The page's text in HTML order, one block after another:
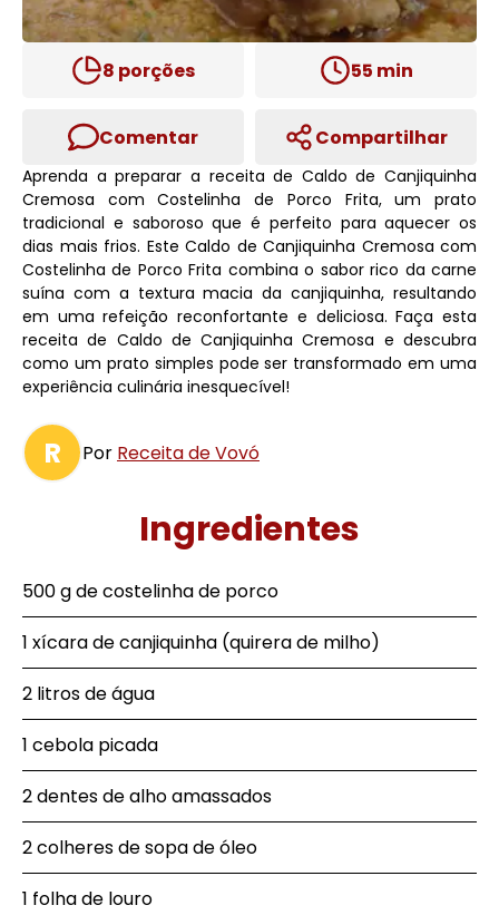
8 porções 55 min
Comentar Compartilhar
Aprenda a preparar a receita de Caldo de Canjiquinha
Cremosa com Costelinha de Porco Frita, um prato
tradicional e saboroso que é perfeito para aquecer os
dias mais frios. Este Caldo de Canjiquinha Cremosa com
Costelinha de Porco Frita combina o sabor rico da carne
suína com a textura macia da canjiquinha, resultando
em uma refeição reconfortante e deliciosa. Faça esta
receita de Caldo de Canjiquinha Cremosa e descubra
como um prato simples pode ser transformado em uma
experiência culinária inesquecível!
R Por Receita de Vovó
Ingredientes
500 g de costelinha de porco
1 xícara de canjiquinha (quirera de milho)
2 litros de água
1 cebola picada
2 dentes de alho amassados
2 colheres de sopa de óleo
1 folha de louro